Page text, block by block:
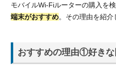
の理
由①
線を
選べ
モバイルWi-Fiルーターの購入を
端末がおすすめ。その理由を紹介
おすすめの理由①好きな